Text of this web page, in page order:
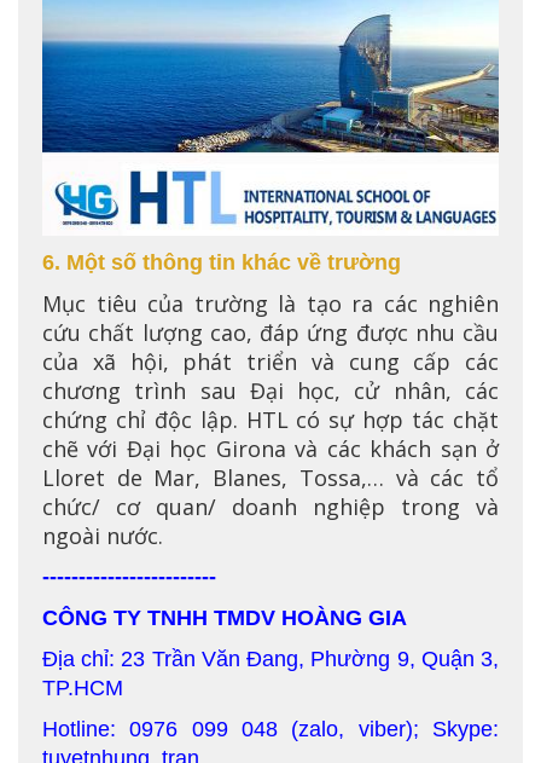
6. Một số thông tin khác về trường
Mục tiêu của trường là tạo ra các nghiên
cứu chất lượng cao, đáp ứng được nhu cầu
của xã hội, phát triển và cung cấp các
chương trình sau Đại học, cử nhân, các
chứng chỉ độc lập. HTL có sự hợp tác chặt
chẽ với Đại học Girona và các khách sạn ở
Lloret de Mar, Blanes, Tossa,… và các tổ
chức/ cơ quan/ doanh nghiệp trong và
ngoài nước.
------------------------
CÔNG TY TNHH TMDV HOÀNG GIA
Địa chỉ: 23 Trần Văn Đang, Phường 9, Quận 3,
TP.HCM
Hotline: 0976 099 048 (zalo, viber); Skype:
tuyetnhung_tran